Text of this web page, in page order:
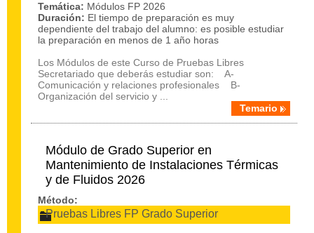
Temática: Módulos FP 2026
Duración: El tiempo de preparación es muy
dependiente del trabajo del alumno: es posible estudiar
la preparación en menos de 1 año horas
Los Módulos de este Curso de Pruebas Libres
Secretariado que deberás estudiar son: A-
Comunicación y relaciones profesionales B-
Organización del servicio y ...
Temario
Módulo de Grado Superior en
Mantenimiento de Instalaciones Térmicas
y de Fluidos 2026
Método:
Pruebas Libres FP Grado Superior